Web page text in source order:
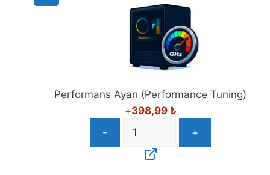
Performans Ayarı (Performance Tuning)
+398,99 ₺
-
+